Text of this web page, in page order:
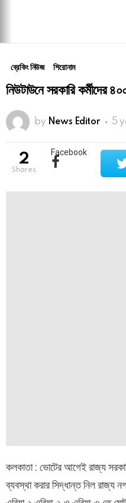
ব্রেকিং নিউজ শিরোনাম
নিউটাউনে সরকারি কর্মীদের
by News Editor 5
2
shares
Facebook
কলকাতা : ভোটের আগেই রাজ্য
ব্যবস্থা করার সিদ্ধান্ত নিল